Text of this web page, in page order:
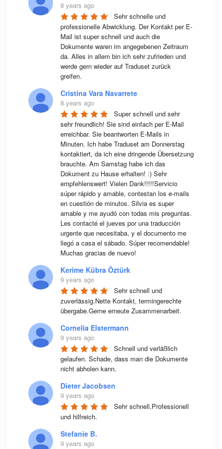
8 years ago
Sehr schnelle und
professionelle Abwicklung. Der Kontakt per E-
Mail ist super schnell und auch die
Dokumente waren im angegebenen Zeitraum
da. Alles in allem bin ich sehr zufrieden und
werde gern wieder auf Traduset zurück
greifen.
Cristina Vara Navarrete
8 years ago
Super schnell und sehr
sehr freundlich! Sie sind einfach per E-Mail
erreichbar. Sie beantworten E-Mails in
Minuten. Ich habe Traduset am Donnerstag
kontaktiert, da ich eine dringende Übersetzung
brauchte. Am Samstag habe ich das
Dokument zu Hause erhalten! :) Sehr
empfehlenswert! Vielen Dank!!!!!Servicio
súper rápido y amable, contestan los e-mails
en cuestión de minutos. Silvia es super
amable y me ayudó con todas mis preguntas.
Les contacté el jueves por una traducción
urgente que necesitaba, y el documento me
llegó a casa el sábado. Súper recomendable!
Muchas gracias de nuevo!
Kerime Kübra Öztürk
9 years ago
Sehr schnell und
zuverlässig.Nette Kontakt, termingerechte
übergabe.Gerne erneute Zusammenarbeit.
Cornelia Elstermann
9 years ago
Schnell und verläßlich
gelaufen. Schade, dass man die Dokumente
nicht abholen kann.
Dieter Jacobsen
9 years ago
Sehr schnell,Professionell
und hilfreich.
Stefanie B.
9 years ago